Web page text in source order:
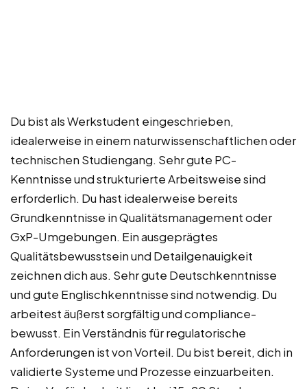
Du bist als Werkstudent eingeschrieben,
idealerweise in einem naturwissenschaftlichen oder
technischen Studiengang. Sehr gute PC-
Kenntnisse und strukturierte Arbeitsweise sind
erforderlich. Du hast idealerweise bereits
Grundkenntnisse in Qualitätsmanagement oder
GxP-Umgebungen. Ein ausgeprägtes
Qualitätsbewusstsein und Detailgenauigkeit
zeichnen dich aus. Sehr gute Deutschkenntnisse
und gute Englischkenntnisse sind notwendig. Du
arbeitest äußerst sorgfältig und compliance-
bewusst. Ein Verständnis für regulatorische
Anforderungen ist von Vorteil. Du bist bereit, dich in
validierte Systeme und Prozesse einzuarbeiten.